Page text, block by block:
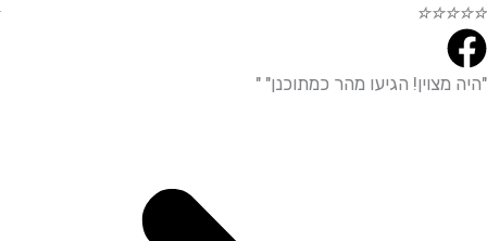
☆
☆
☆
☆
מצוין! הגיעו מהר כמתוכנן" "